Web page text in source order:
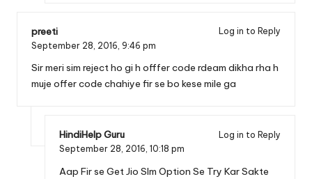
preeti
Log in to Reply
September 28, 2016, 9:46 pm
Sir meri sim reject ho gi h offfer code rdeam dikha rha h
muje offer code chahiye fir se bo kese mile ga
HindiHelp Guru
Log in to Reply
September 28, 2016, 10:18 pm
Aap Fir se Get Jio SIm Option Se Try Kar Sakte